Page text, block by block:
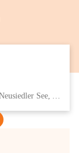
Eisenstädter Straße 18, 7091 Breitenbrunn am Neusiedler See, AUT